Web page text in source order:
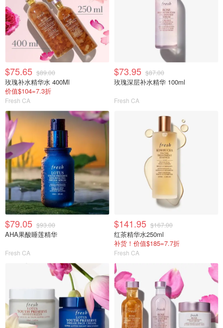
$75.65 $89.00
玫瑰补水精华水 400Ml
价值$104=7.3折
Fresh CA
$73.95 $87.00
玫瑰深层补水精华 100ml
Fresh CA
$79.05 $93.00
AHA果酸睡莲精华
Fresh CA
$141.95 $167.00
红茶精华水250ml
补货！价值$185=7.7折
Fresh CA